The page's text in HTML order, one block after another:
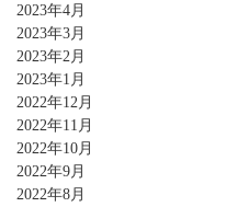
2023年4月
2023年3月
2023年2月
2023年1月
2022年12月
2022年11月
2022年10月
2022年9月
2022年8月